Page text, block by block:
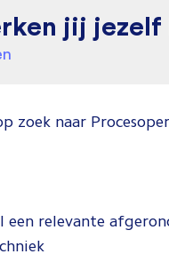
jij jezelf
zoek naar
een relevante